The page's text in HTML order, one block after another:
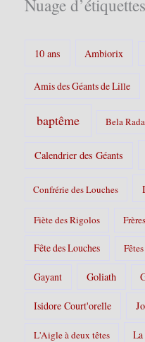
Nuage
10 ans Ambiorix
Amis des Géants de Lille
baptême Bela Rada
Calendrier des Géants
Confrérie des Louches
Fiète des Rigolos
Fête des Louches
Gayant Goliath
Isidore Court'orelle
L'Aigle à deux têtes La